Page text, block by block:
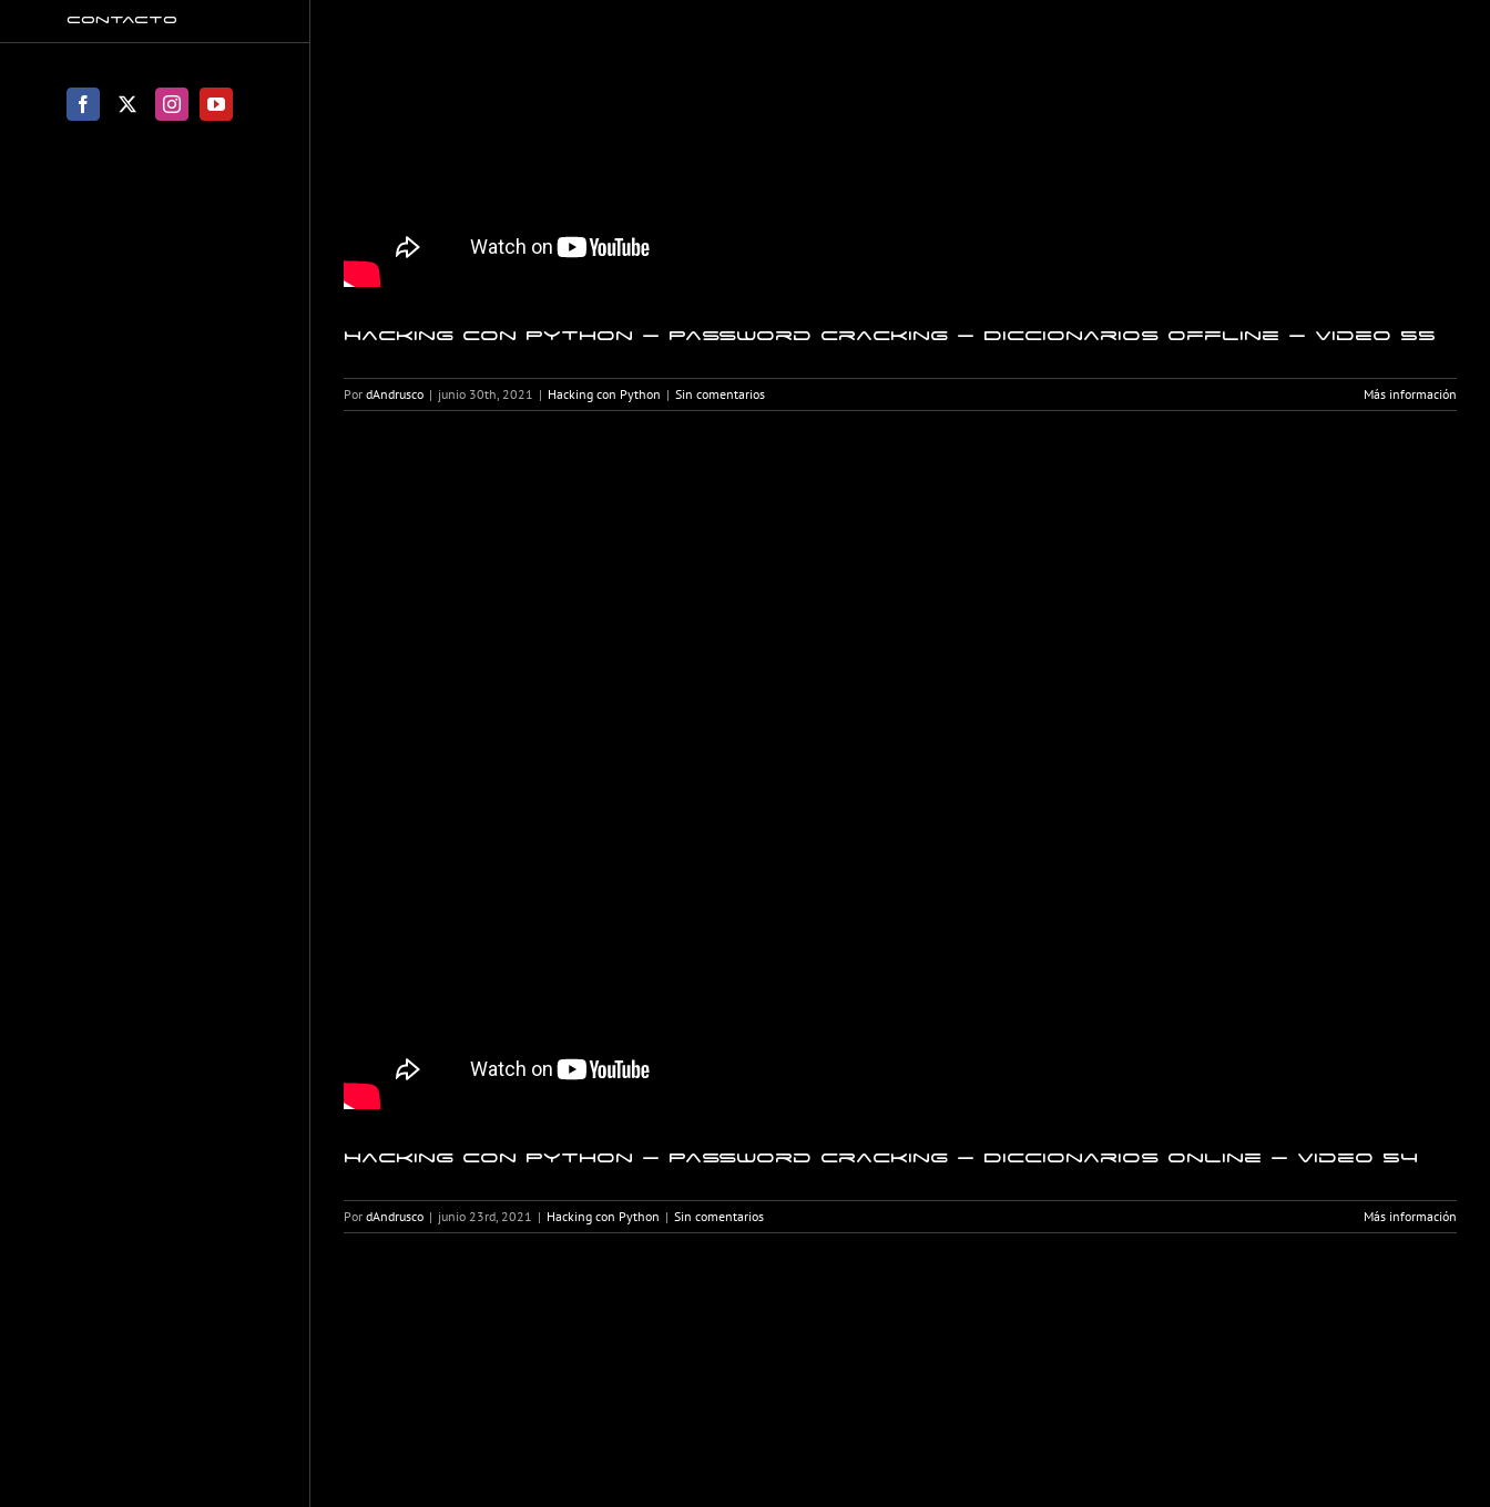
Contacto
Facebook
X InstagramYouTube
Hacking con Python – Password Cracking – Diccionarios offline – Video 55
Por dAndrusco | junio 30th, 2021 | Hacking con Python | Sin comentarios Más información
Hacking con Python – Password Cracking – Diccionarios online – Video 54
Por dAndrusco | junio 23rd, 2021 | Hacking con Python | Sin comentarios Más información